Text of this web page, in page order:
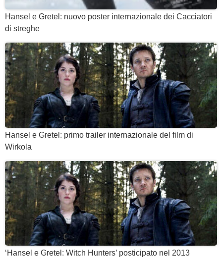
Hansel e Gretel: nuovo poster internazionale dei Cacciatori
di streghe
Hansel e Gretel: primo trailer internazionale del film di
Wirkola
‘Hansel e Gretel: Witch Hunters’ posticipato nel 2013